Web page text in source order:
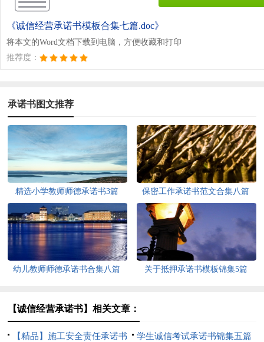
《诚信经营承诺书模板合集七篇.doc》
将本文的Word文档下载到电脑，方便收藏和打印
推荐度：
承诺书图文推荐
精选小学教师师德承诺书3篇 保密工作承诺书范文合集八篇
幼儿教师师德承诺书合集八篇 关于抵押承诺书模板锦集5篇
【诚信经营承诺书】相关文章：
【精品】施工安全责任承诺书 学生诚信考试承诺书锦集五篇